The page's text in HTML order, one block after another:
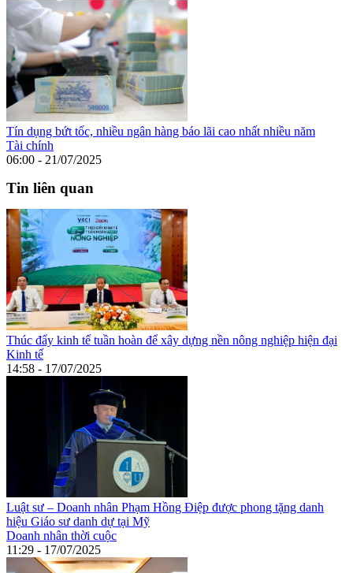
Tín dụng bứt tốc, nhiều ngân hàng báo lãi cao nhất nhiều năm
Tài chính
06:00 - 21/07/2025
Tin liên quan
Thúc đẩy kinh tế tuần hoàn để xây dựng nền nông nghiệp hiện đại
Kinh tế
14:58 - 17/07/2025
Luật sư – Doanh nhân Phạm Hồng Điệp được phong tặng danh
hiệu Giáo sư danh dự tại Mỹ
Doanh nhân thời cuộc
11:29 - 17/07/2025